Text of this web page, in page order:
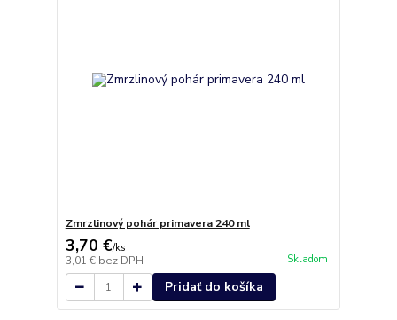
Zmrzlinový pohár primavera 240 ml
3,70 €/ks
3,01 € bez DPH Skladom
Pridať do košíka